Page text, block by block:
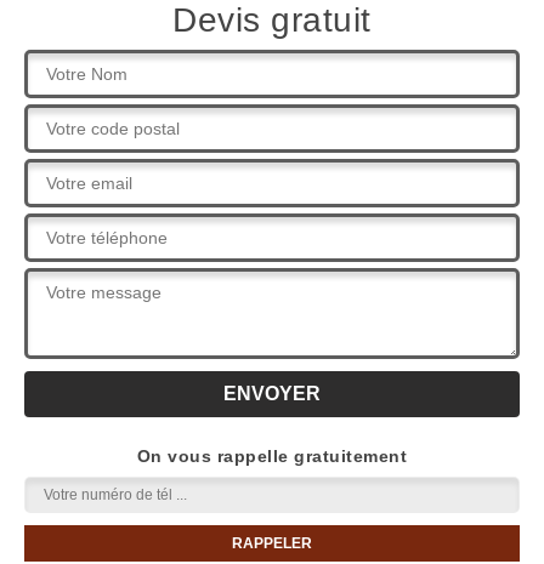
Devis gratuit
On vous rappelle gratuitement